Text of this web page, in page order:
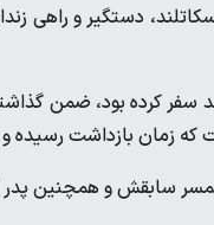
به اسکاتلند، دستگیر و
سفر کرده بود، ضمن
زمان بازداشت رسیده
سابقش و همچنین